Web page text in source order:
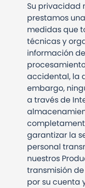
Su privacidad
prestamos
medidas que
técnicas y
información
accidental, la
embargo,
a través de
garantizar la
personal
nuestros
transmisión
por su cuenta